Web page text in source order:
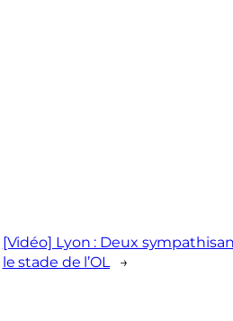
[Vidéo] Lyon : Deux
le stade de l’OL
→